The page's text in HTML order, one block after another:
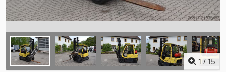
1 / 15